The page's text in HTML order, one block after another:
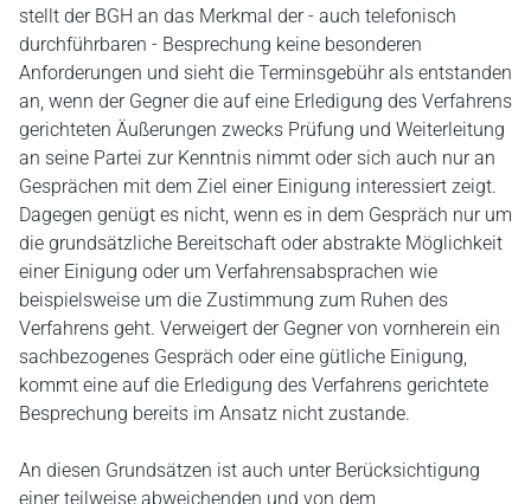
stellt der BGH an das Merkmal der - auch telefonisch
durchführbaren - Besprechung keine besonderen
Anforderungen und sieht die Terminsgebühr als entstanden
an, wenn der Gegner die auf eine Erledigung des Verfahrens
gerichteten Äußerungen zwecks Prüfung und Weiterleitung
an seine Partei zur Kenntnis nimmt oder sich auch nur an
Gesprächen mit dem Ziel einer Einigung interessiert zeigt.
Dagegen genügt es nicht, wenn es in dem Gespräch nur um
die grundsätzliche Bereitschaft oder abstrakte Möglichkeit
einer Einigung oder um Verfahrensabsprachen wie
beispielsweise um die Zustimmung zum Ruhen des
Verfahrens geht. Verweigert der Gegner von vornherein ein
sachbezogenes Gespräch oder eine gütliche Einigung,
kommt eine auf die Erledigung des Verfahrens gerichtete
Besprechung bereits im Ansatz nicht zustande.
An diesen Grundsätzen ist auch unter Berücksichtigung
einer teilweise abweichenden und von dem